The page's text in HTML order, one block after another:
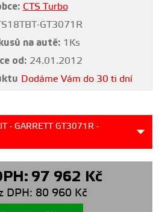
CTS Turbo
GT3071R
na autě: 1Ks
od: 24.01.2012
Dodáme Vám do 30 ti dní
- GARRETT GT3071R -
97 962 Kč
DPH: 80 960 Kč